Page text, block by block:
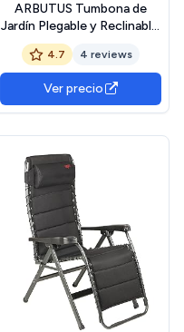
ARBUTUS Tumbona de
Jardín Plegable y Reclinable,
Hamaca con Cojín Cómoda
y Resistente para Terraza,
Camping y Patio (1, Verde)
4.7 4 reviews
Ver precio